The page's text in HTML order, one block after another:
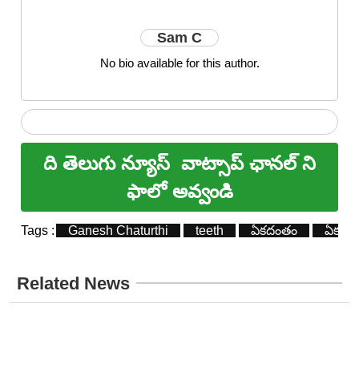
Sam C
No bio available for this author.
ది తెలుగు న్యూస్ వాట్సాప్ ఛానల్ ని
ఫాలో అవ్వండి
Tags : Ganesh Chaturthi teeth ఏకదంతం
Related News